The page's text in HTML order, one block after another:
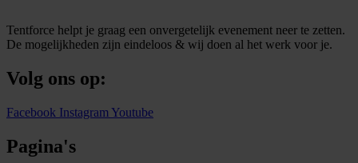
Tentforce helpt je graag een onvergetelijk evenement neer te zetten.
De mogelijkheden zijn eindeloos & wij doen al het werk voor je.
Volg ons op:
Facebook Instagram Youtube
Pagina's